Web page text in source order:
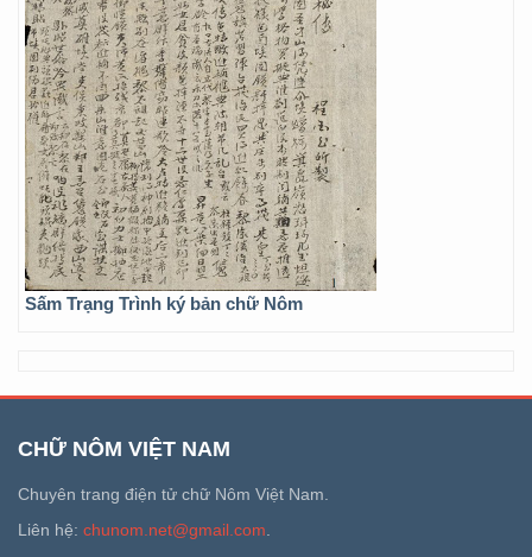
Sấm Trạng Trình ký bản chữ Nôm
CHỮ NÔM VIỆT NAM
Chuyên trang điện tử chữ Nôm Việt Nam.
Liên hệ: chunom.net@gmail.com